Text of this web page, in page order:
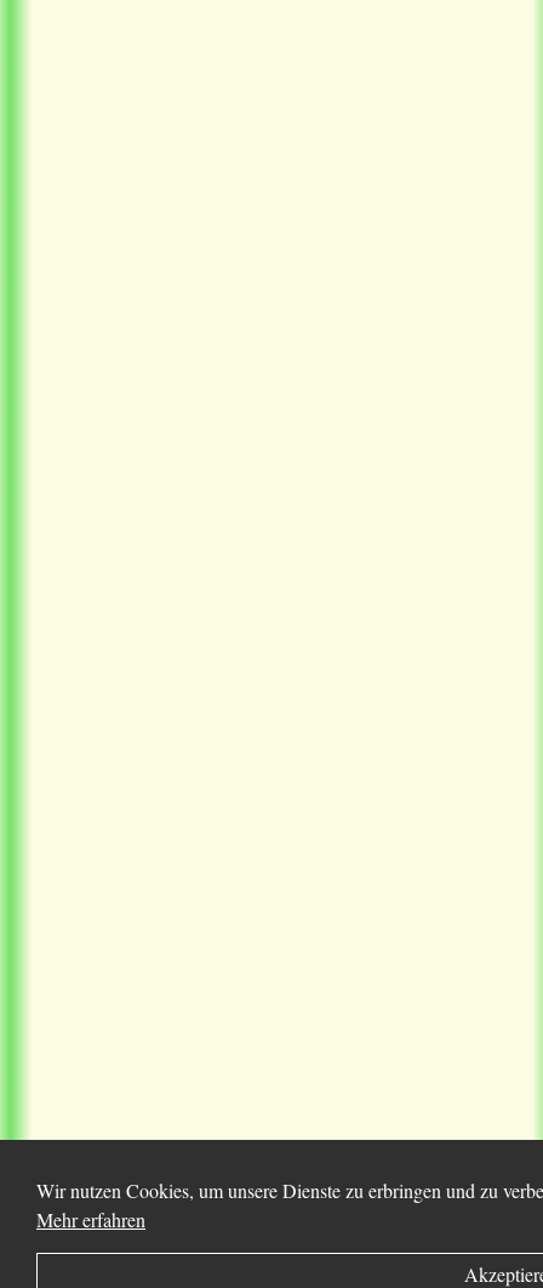
Wir nutzen Cookies, um unsere Dienste zu erbringen und zu
Mehr erfahren